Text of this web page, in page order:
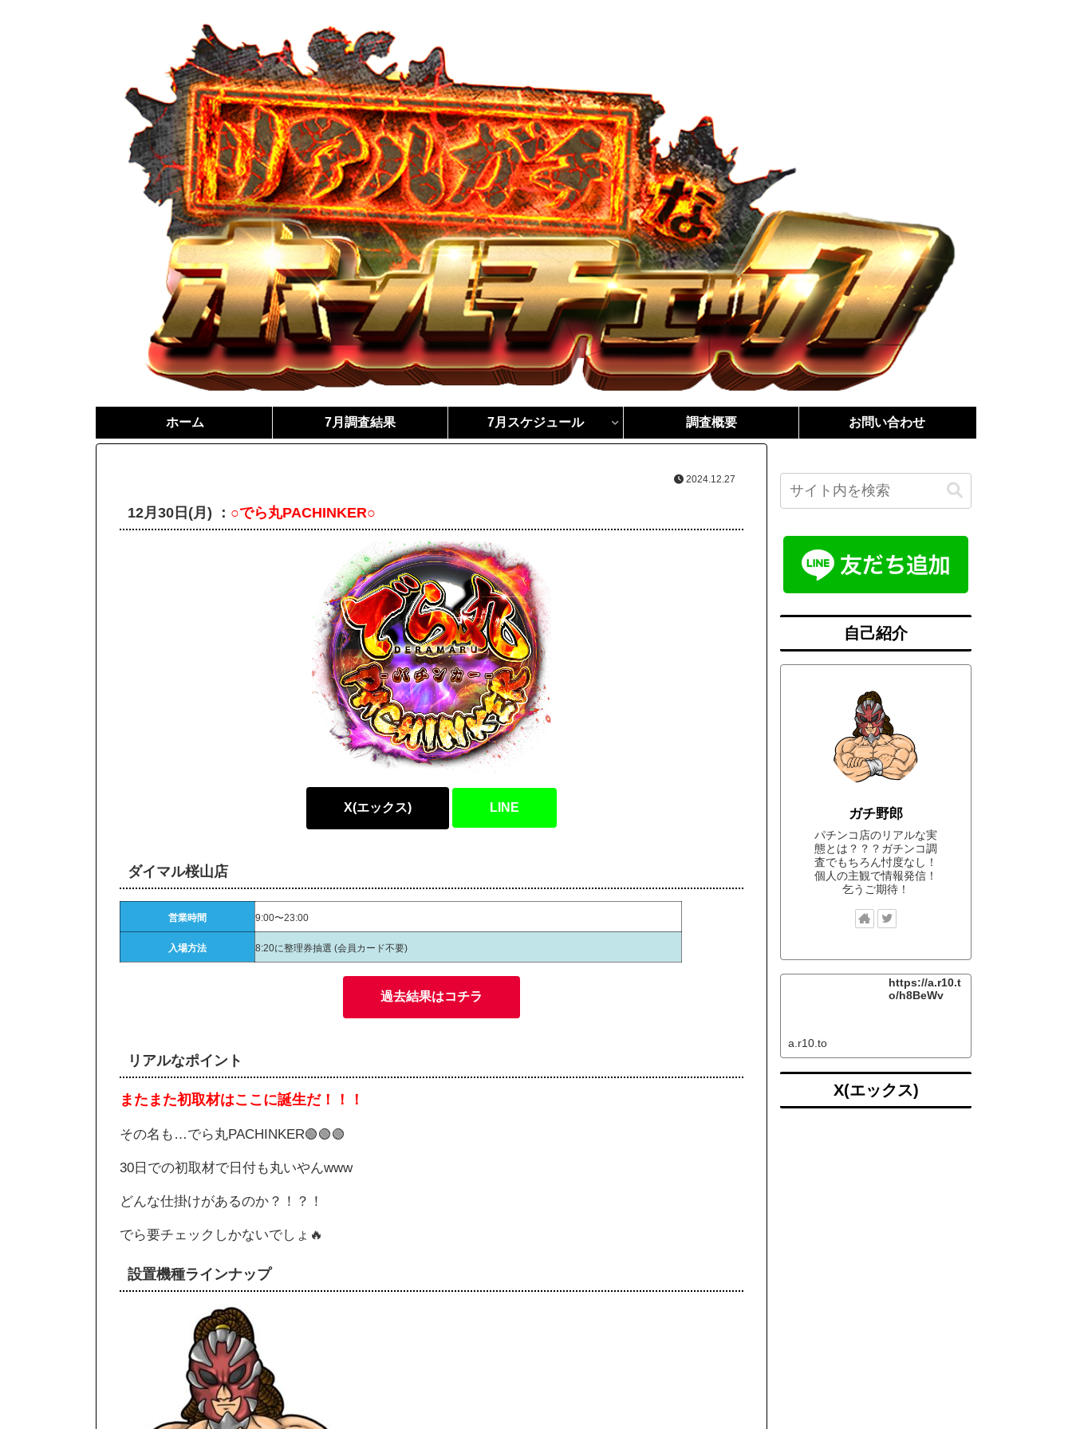
ホーム 7月調査結果 7月スケジュール 調査概要 お問い合わせ
2024.12.27
12月30日(月) ： ○でら丸PACHINKER○
X(エックス) LINE
ダイマル桜山店
営業時間 9:00〜23:00
入場方法 8:20に整理券抽選 (会員カード不要)
過去結果はコチラ
リアルなポイント
またまた初取材はここに誕生だ！！！
その名も…でら丸PACHINKER🟢🟢🟢
30日での初取材で日付も丸いやんwww
どんな仕掛けがあるのか？！？！
でら要チェックしかないでしょ🔥
設置機種ラインナップ
自己紹介
ガチ野郎
パチンコ店のリアルな実
態とは？？？ガチンコ調
査でもちろん忖度なし！
個人の主観で情報発信！
乞うご期待！
https://a.r10.t
o/h8BeWv
a.r10.to
X(エックス)